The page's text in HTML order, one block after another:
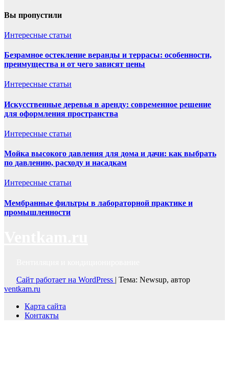
Вы пропустили
Интересные статьи
Безрамное остекление веранды и террасы: особенности,
преимущества и от чего зависят цены
Интересные статьи
Искусственные деревья в аренду: современное решение
для оформления пространства
Интересные статьи
Мойка высокого давления для дома и дачи: как выбрать
по давлению, расходу и насадкам
Интересные статьи
Мембранные фильтры в лабораторной практике и
промышленности
Сайт работает на WordPress | Тема: Newsup, автор
ventkam.ru
Карта сайта
Контакты